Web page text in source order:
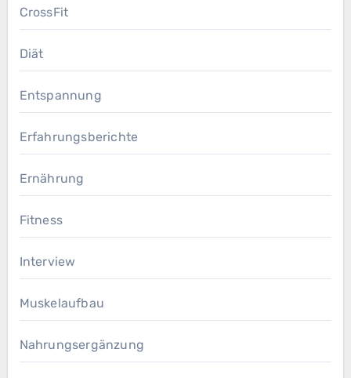
CrossFit
Diät
Entspannung
Erfahrungsberichte
Ernährung
Fitness
Interview
Muskelaufbau
Nahrungsergänzung